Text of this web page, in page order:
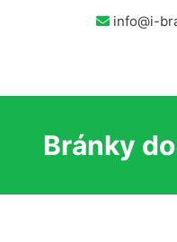
info@i-
Bránky